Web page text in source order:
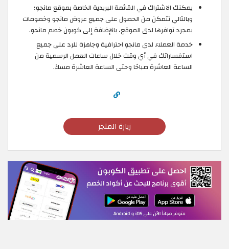
يمكنك الاشتراك في القائمة البريدية الخاصة بموقع مانجو؛
وبالتالي تتمكن من الحصول على جميع عروض مانجو وخصومات
بمجرد توافرها لدى الموقع، بالإضافة إلى كوبون خصم مانجو.
خدمة العملاء لدى مانجو احترافية وجاهزة للرد على جميع
استفساراتك في أي وقت خلال ساعات العمل الرسمية من
الساعة العاشرة صباحًا وحتى الساعة العاشرة مساءً.
زيارة المتجر